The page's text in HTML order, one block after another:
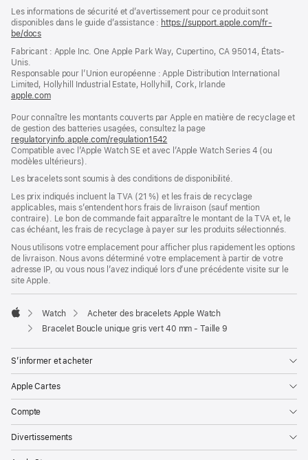
de
page
de
bas
page
Les informations de sécurité et d’avertissement pour ce produit sont
disponibles dans le guide d’assistance : https://support.apple.com/fr-
be/docs
une
fenêtre)
Fabricant : Apple Inc. One Apple Park Way, Cupertino, CA 95014, États-
Unis.
Responsable pour l’Union européenne : Apple Distribution International
Limited, Hollyhill Industrial Estate, Hollyhill, Cork, Irlande
apple.com(s’ouvre
une
nouvelle
fenêtre)
Pour connaître les montants couverts par Apple en matière de recyclage et
de gestion des batteries usagées, consultez la page
regulatoryinfo.apple.com/regulation1542
dans
nouvelle
fenêtre)
Compatible avec l’Apple Watch SE et avec l’Apple Watch Series 4 (ou
modèles ultérieurs).
Les bracelets sont soumis à des conditions de disponibilité.
Les prix indiqués incluent la TVA (21 %) et les frais de recyclage
applicables, mais s’entendent hors frais de livraison (sauf mention
contraire). Le bon de commande fait apparaître le montant de la TVA et, le
cas échéant, les frais de recyclage à payer sur les produits sélectionnés.
Nous utilisons votre emplacement pour afficher plus rapidement les options
de livraison. Nous avons déterminé votre emplacement à partir de votre
adresse IP, ou vous nous l’avez indiqué lors d’une précédente visite sur le
site Apple.
Apple
Watch
Acheter des bracelets Apple Watch
Bracelet Boucle unique gris vert 40 mm - Taille 9
S’informer et acheter
Apple Cartes
Compte
Divertissements